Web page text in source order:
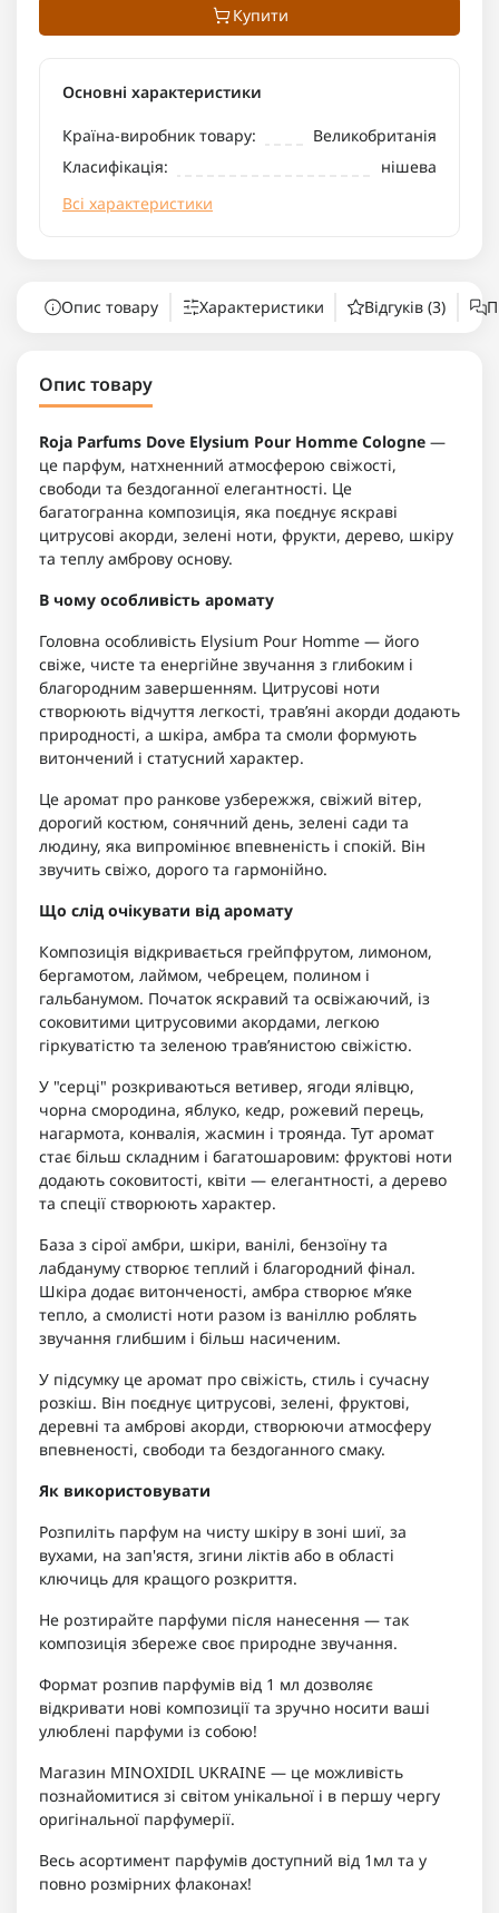
Купити
Основні характеристики
Країна-виробник товару:
Великобританія
Класифікація:
нішева
Всі характеристики
Опис товару Характеристики Відгуків (3)
Опис товару
Roja Parfums Dove Elysium Pour Homme Cologne —
це парфум, натхненний атмосферою свіжості,
свободи та бездоганної елегантності. Це
багатогранна композиція, яка поєднує яскраві
цитрусові акорди, зелені ноти, фрукти, дерево, шкіру
та теплу амброву основу.
В чому особливість аромату
Головна особливість Elysium Pour Homme — його
свіже, чисте та енергійне звучання з глибоким і
благородним завершенням. Цитрусові ноти
створюють відчуття легкості, трав’яні акорди додають
природності, а шкіра, амбра та смоли формують
витончений і статусний характер.
Це аромат про ранкове узбережжя, свіжий вітер,
дорогий костюм, сонячний день, зелені сади та
людину, яка випромінює впевненість і спокій. Він
звучить свіжо, дорого та гармонійно.
Що слід очікувати від аромату
Композиція відкривається грейпфрутом, лимоном,
бергамотом, лаймом, чебрецем, полином і
гальбанумом. Початок яскравий та освіжаючий, із
соковитими цитрусовими акордами, легкою
гіркуватістю та зеленою трав’янистою свіжістю.
У "серці" розкриваються ветивер, ягоди ялівцю,
чорна смородина, яблуко, кедр, рожевий перець,
нагармота, конвалія, жасмин і троянда. Тут аромат
стає більш складним і багатошаровим: фруктові ноти
додають соковитості, квіти — елегантності, а дерево
та спеції створюють характер.
База з сірої амбри, шкіри, ванілі, бензоїну та
лабдануму створює теплий і благородний фінал.
Шкіра додає витонченості, амбра створює м’яке
тепло, а смолисті ноти разом із ваніллю роблять
звучання глибшим і більш насиченим.
У підсумку це аромат про свіжість, стиль і сучасну
розкіш. Він поєднує цитрусові, зелені, фруктові,
деревні та амброві акорди, створюючи атмосферу
впевненості, свободи та бездоганного смаку.
Як використовувати
Розпиліть парфум на чисту шкіру в зоні шиї, за
вухами, на зап'ястя, згини ліктів або в області
ключиць для кращого розкриття.
Не розтирайте парфуми після нанесення — так
композиція збереже своє природне звучання.
Формат розпив парфумів від 1 мл дозволяє
відкривати нові композиції та зручно носити ваші
улюблені парфуми із собою!
Магазин MINOXIDIL UKRAINE — це можливість
познайомитися зі світом унікальної і в першу чергу
оригінальної парфумерії.
Весь асортимент парфумів доступний від 1мл та у
повно розмірних флаконах!